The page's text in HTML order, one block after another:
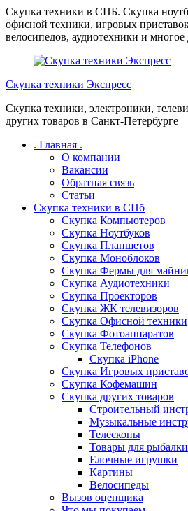
Перейти
к
содержимому
Скупка техники в СПБ. Скупка
офисной техники, игровых
велосипедов, аудиотехники и многое
Скупка техники Экспресс
Скупка техники, электроники,
других товаров в Санкт-Петербурге
. Главная .
О компании
Вакансии
Обратная связь
Статьи
Скупка техники в СПб
Скупка Компьютеров
Скупка Ноутбуков
Скупка Планшетов
Скупка Моноблоков
Скупка Фермы для
Скупка Аудиотехники
Скупка Проекторов
Скупка ЖК телевизоров
Скупка Офисной техники
Скупка Фотоаппаратов
Скупка Телефонов
Скупка iPhone
Скупка Игровых
Скупка Кофемашин
Скупка других товаров
Строительный
Музыкальные
Телескопы
Товары для рыбалки
Елочные игрушки
Картины
Велосипеды
Вызов оценщика